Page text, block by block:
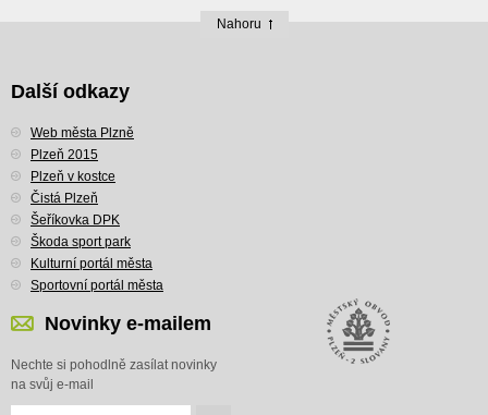
Nahoru
Další odkazy
Web města Plzně
Plzeň 2015
Plzeň v kostce
Čistá Plzeň
Šeříkovka DPK
Škoda sport park
Kulturní portál města
Sportovní portál města
Novinky e-mailem
Nechte si pohodlně zasílat novinky
na svůj e-mail